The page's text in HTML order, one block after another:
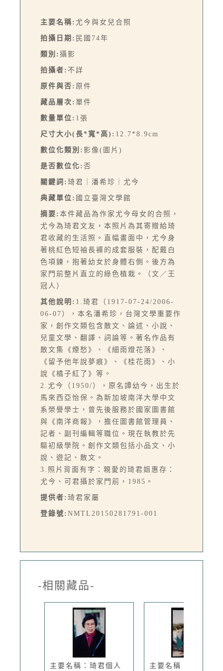
主要名稱: 尤今與女兒合照
拍攝日期: 民國74年
類別: 攝影
拍攝者: 不詳
原件與否: 原件
藏品層次: 單件
數量單位: 1張
尺寸大小(長*寬*高): 12.7*8.9cm
數位化類別: 影像(圖片)
是否數位化: 否
關鍵詞: 琦君｜潘希珍｜尤今
典藏單位: 國立臺灣文學館
摘要: 本件藏品為作家尤今母女的合照，
尤今為琦君文友，本照片為其寄贈給琦
君收藏的生活照。直幅畫面中，尤今身
著桃紅色短袖長褲的成套服裝，配戴白
色項鍊，抱著幼女於身體右側。後方為
家門前整片直立的綠色植栽。（文／王
冠人）
其他說明: 1.琦君（1917-07-24/2006-
06-07），本名潘希珍，台灣文學重要作
家，創作文類包含散文、論述、小說、
兒童文學、翻譯、詞論等。著名作品有
散文集《煙愁》、《細雨燈花落》、
《留予他年說夢痕》、《桂花雨》、小
說《橘子紅了》等。
2.尤今（1950/），原名譚幼今，出生於
馬來西亞怡保。為新加坡南洋大學中文
系榮譽學士，曾先後服務於國家圖書館
與《南洋商報》，擔任圖書館管理員、
記者、副刊編輯等職位。現在執教於先
驅初級學院。創作文類包括小品文、小
說、遊記、散文。
3.照片背面有字：親愛的琦君姐惠存：
尤今、可君攝於家門前，1985。
提供者: 琦君家屬
登錄號: NMTL20150281791-001
-相關藏品-
主要名稱：琦君個人 主要名稱：琦君個人